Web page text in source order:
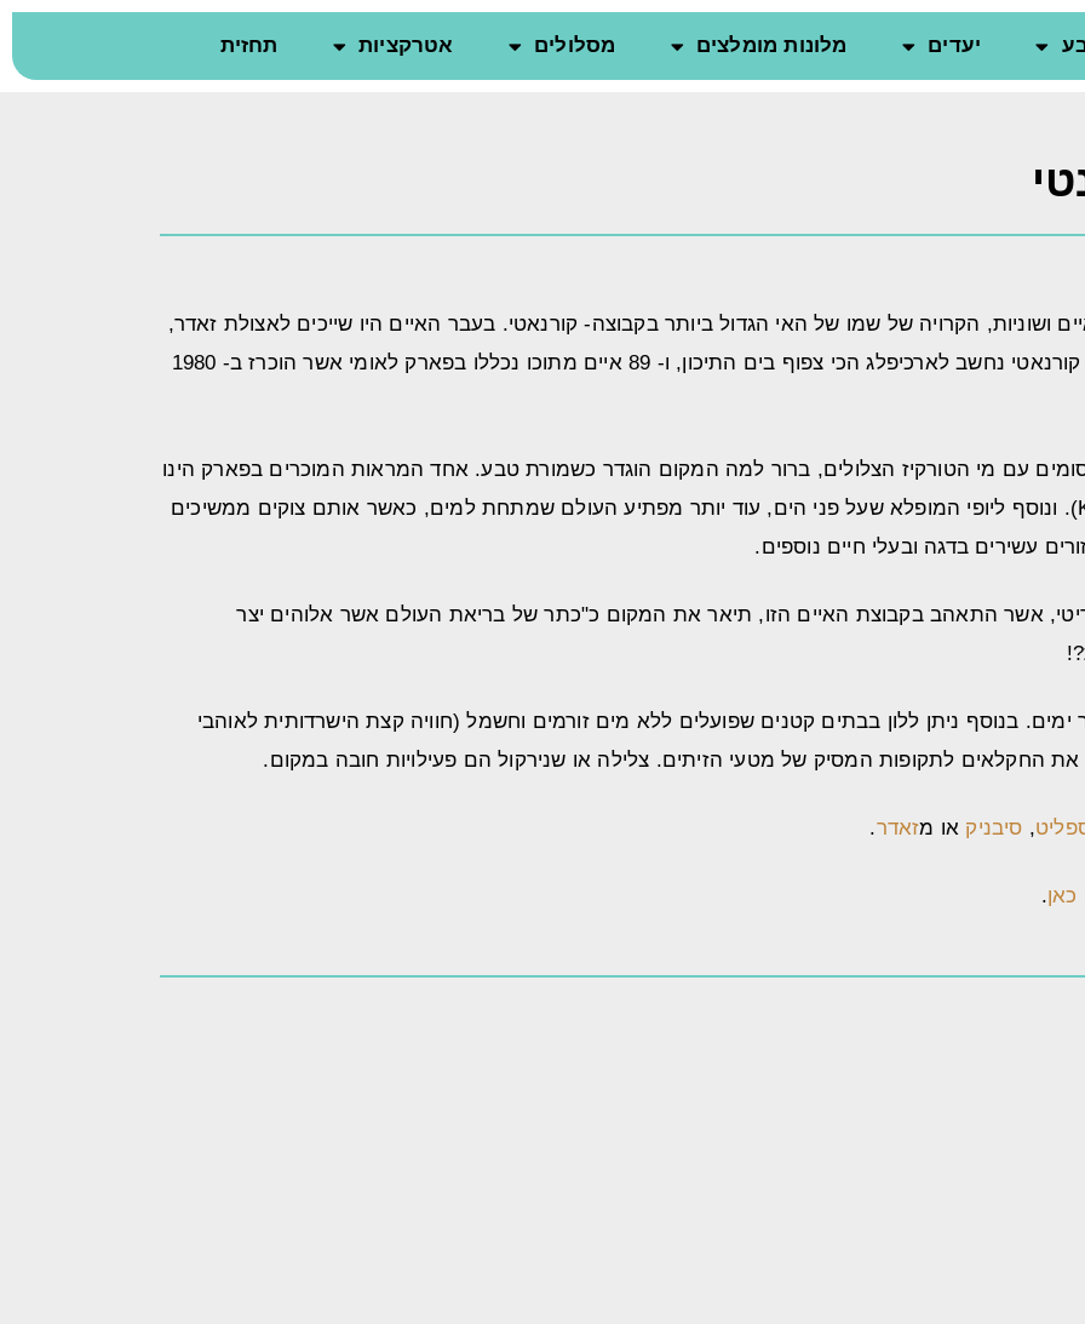
יעדים מלונות מומלצים מסלולים אטרקציות תחזית
הינה ארכיפלג (קבוצת האיים) של כ- 150 איים ושוניות, הקרויה של שמו של האי הגדול ביותר בקבוצה- קורנאטי. בעבר האיים היו שייכים לאצולת זאדר,
אך כיום רוב האיים שייכים לתושבי האי מורטר. איי קורנאטי נחשב לארכיפלג הכי צפוף בים התיכון, ו- 89 איים מתוכו נכללו בפארק לאומי אשר הוכרז ב- 1980
עם מי הטורקיז הצלולים, ברור למה המקום הוגדר כשמורת טבע. אחד המראות המוכרים בפארק הינו
הצוקים החשופים שלו, המכונים 'כתרים' (Krunama). ונוסף ליופי המופלא שעל פני הים, עוד יותר מפתיע העולם שמתחת למים, כאשר אותם צוקים ממשיכים
הסופר והמחזאי הבריטי, אשר התאהב בקבוצת האיים הזו, תיאר את המקום כ"כתר של בריאת העולם אשר אלוהים יצר
בנוסף ניתן ללון בבתים קטנים שפועלים ללא מים זורמים וחשמל (חוויה קצת הישרדותית לאוהבי
החקלאים לתקופות המסיק של מטעי הזיתים. צלילה או שנירקול הם פעילויות חובה במקום.
, סיבניק או מזאדר.
כאן.